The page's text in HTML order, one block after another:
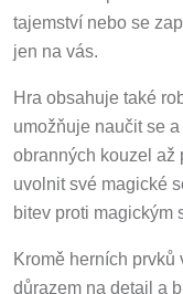
tajemství nebo se
jen na vás.
Hra obsahuje také
umožňuje naučit se
obranných kouzel až
uvolnit své magické
bitev proti magickým
Kromě herních prvků
důrazem na detail a